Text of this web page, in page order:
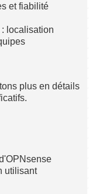
et fiabilité
: localisation
plus en détails
utilisant